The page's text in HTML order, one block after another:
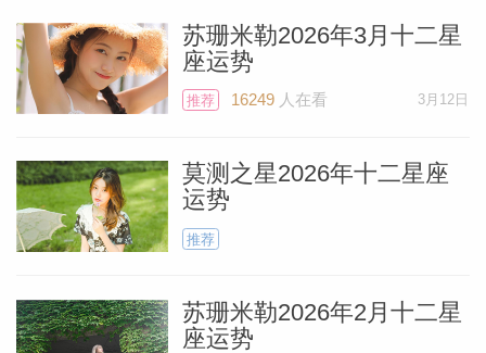
个人资
文件签署，我唯一要坚持的情况就是房屋买
卖合同。这件事情太重要了，而且涉及的金
额也很巨大。如果一定更要签的话，那就
签，但我很担心之后会有很多需要花钱维修
的地方，都是你之前未注意到的。或者，你
的新邻居很聒噪、爱八卦，也有可能是其他
下签署时间吧。
苏珊米勒2026年3月十二星
座运势
推荐 16249人在看 3月12日
莫测之星2026年十二星座
运势
推荐
苏珊米勒2026年2月十二星
座运势